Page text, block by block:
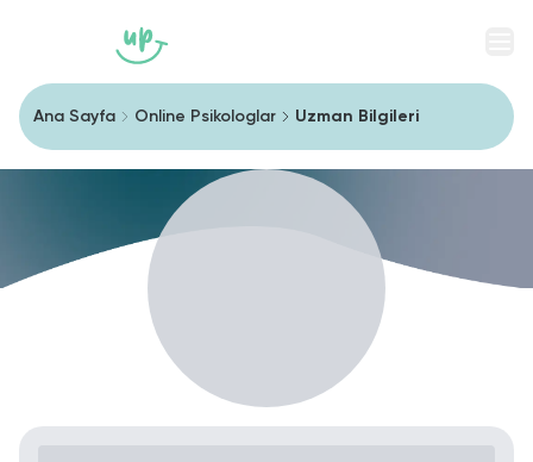
Ana Sayfa Online Psikologlar Uzman Bilgileri